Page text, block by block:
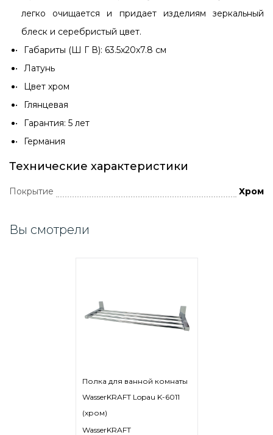
легко очищается и придает изделиям зеркальный
блеск и серебристый цвет.
Габариты (Ш Г В): 63.5x20x7.8 см
Латунь
Цвет хром
Глянцевая
Гарантия: 5 лет
Германия
Технические характеристики
Покрытие Хром
Вы смотрели
Полка для ванной комнаты
WasserKRAFT Lopau K-6011
(хром)
WasserKRAFT